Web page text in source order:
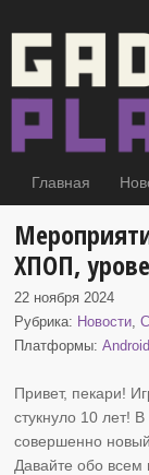
Главная
ХПОП,
22 ноября 2024
Рубрика: Новости,
Платформы:Android
Привет, пекари!
стукнуло 10 лет!
совершенно новый
Давайте обо всем